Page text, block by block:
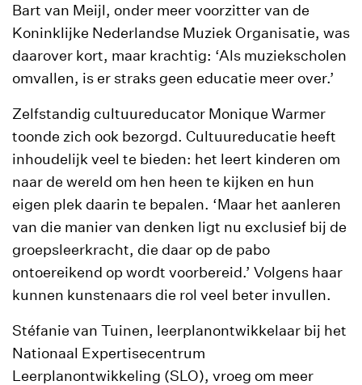
Bart van Meijl, onder meer voorzitter van de
Koninklijke Nederlandse Muziek Organisatie, was
daarover kort, maar krachtig: ‘Als muziekscholen
omvallen, is er straks geen educatie meer over.’
Zelfstandig cultuureducator Monique Warmer
toonde zich ook bezorgd. Cultuureducatie heeft
inhoudelijk veel te bieden: het leert kinderen om
naar de wereld om hen heen te kijken en hun
eigen plek daarin te bepalen. ‘Maar het aanleren
van die manier van denken ligt nu exclusief bij de
groepsleerkracht, die daar op de pabo
ontoereikend op wordt voorbereid.’ Volgens haar
kunnen kunstenaars die rol veel beter invullen.
Stéfanie van Tuinen, leerplanontwikkelaar bij het
Nationaal Expertisecentrum
Leerplanontwikkeling (SLO), vroeg om meer